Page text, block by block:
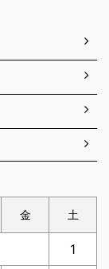
金 土
1